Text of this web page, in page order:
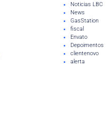
Noticias LBC
News
GasStation
fiscal
Envato
Depoimentos
clientenovo
alerta